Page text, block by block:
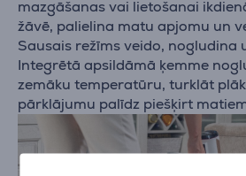
mazgāšanas vai lietošanai
žāvē, palielina matu apjomu un
Sausais režīms veido, nogludina
Integrētā apsildāmā ķemme
zemāku temperatūru, turklāt
pārklājumu palīdz piešķirt